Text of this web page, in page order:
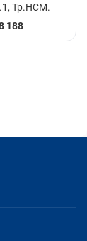
Tp.HCM.
188